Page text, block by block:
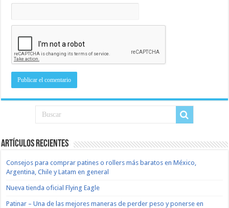
Artículos recientes
Consejos para comprar patines o rollers más baratos en México,
Argentina, Chile y Latam en general
Nueva tienda oficial Flying Eagle
Patinar – Una de las mejores maneras de perder peso y ponerse en